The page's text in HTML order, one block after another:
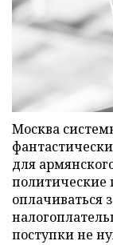
Москва
для
политические
оплачиваться
поступки не